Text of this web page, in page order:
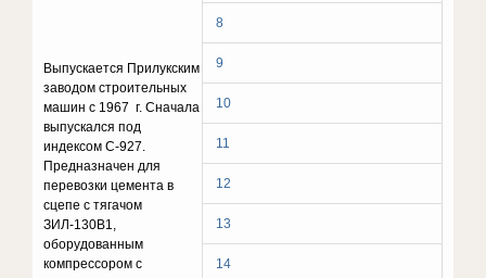
8
9
10
11
12
13
14
Выпускается Прилукским
заводом строительных
машин с 1967 г. Сначала
выпускался под
индексом С-927.
Предназначен для
перевозки цемента в
сцепе с тягачом
ЗИЛ-130В1,
оборудованным
компрессором с